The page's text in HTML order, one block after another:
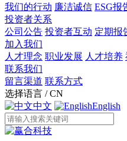
我们的行动 廉洁诚信 ESG报
投资者关系
公司公告 投资者互动 定期报
加入我们
人才理念 职业发展 人才培养
联系我们
留言渠道 联系方式
选择语言 / CN
中文
English